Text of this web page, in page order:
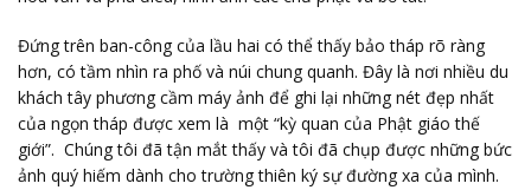
Đứng trên ban-công của lầu hai có thể thấy bảo tháp rõ ràng
hơn, có tầm nhìn ra phố và núi chung quanh. Đây là nơi nhiều du
khách tây phương cầm máy ảnh để ghi lại những nét đẹp nhất
của ngọn tháp được xem là một “kỳ quan của Phật giáo thế
giới”. Chúng tôi đã tận mắt thấy và tôi đã chụp được những bức
ảnh quý hiếm dành cho trường thiên ký sự đường xa của mình.